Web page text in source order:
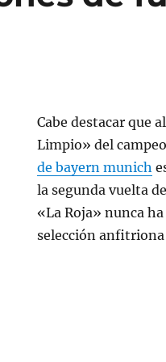
Cabe destacar que
Limpio» del
de bayern munich
la segunda vuelta
«La Roja» nunca
selección